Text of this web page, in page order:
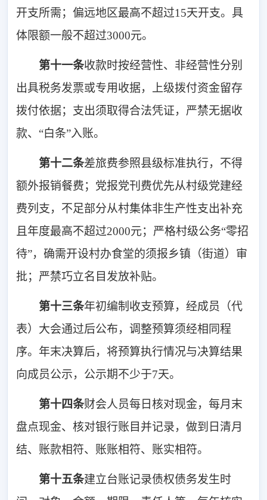
开支所需；偏远地区最高不超过15天开支。具
体限额一般不超过3000元。
第十一条收款时按经营性、非经营性分别
出具税务发票或专用收据，上级拨付资金留存
拨付依据；支出须取得合法凭证，严禁无据收
款、“白条”入账。
第十二条差旅费参照县级标准执行，不得
额外报销餐费；党报党刊费优先从村级党建经
费列支，不足部分从村集体非生产性支出补充
且年度最高不超过2000元；严格村级公务“零招
待”，确需开设村办食堂的须报乡镇（街道）审
批；严禁巧立名目发放补贴。
第十三条年初编制收支预算，经成员（代
表）大会通过后公布，调整预算须经相同程
序。年末决算后，将预算执行情况与决算结果
向成员公示，公示期不少于7天。
第十四条财会人员每日核对现金，每月末
盘点现金、核对银行账目并记录，做到日清月
结、账款相符、 账账相符、账实相符。
第十五条建立台账记录债权债务发生时